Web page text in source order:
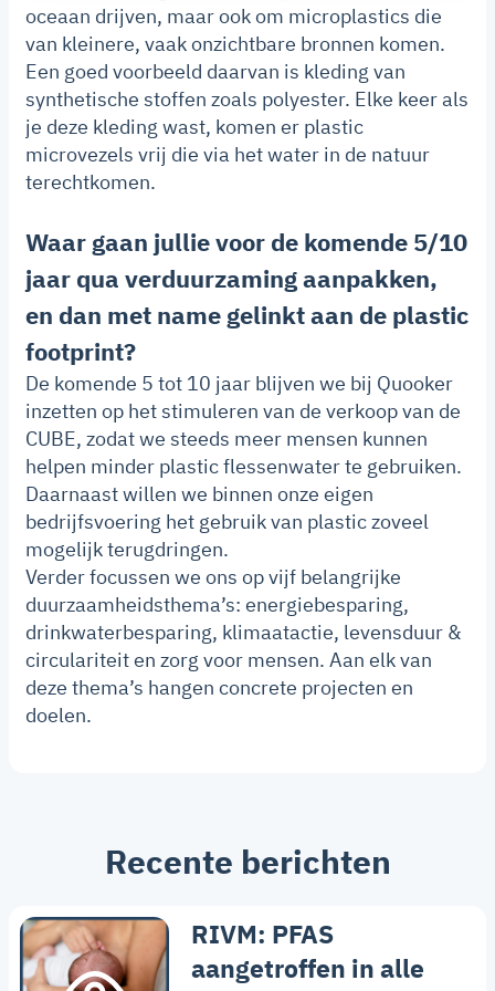
oceaan drijven, maar ook om microplastics die
van kleinere, vaak onzichtbare bronnen komen.
Een goed voorbeeld daarvan is kleding van
synthetische stoffen zoals polyester. Elke keer als
je deze kleding wast, komen er plastic
microvezels vrij die via het water in de natuur
terechtkomen.
Waar gaan jullie voor de komende 5/10
jaar qua verduurzaming aanpakken,
en dan met name gelinkt aan de plastic
footprint?
De komende 5 tot 10 jaar blijven we bij Quooker
inzetten op het stimuleren van de verkoop van de
CUBE, zodat we steeds meer mensen kunnen
helpen minder plastic flessenwater te gebruiken.
Daarnaast willen we binnen onze eigen
bedrijfsvoering het gebruik van plastic zoveel
mogelijk terugdringen.
Verder focussen we ons op vijf belangrijke
duurzaamheidsthema’s: energiebesparing,
drinkwaterbesparing, klimaatactie, levensduur &
circulariteit en zorg voor mensen. Aan elk van
deze thema’s hangen concrete projecten en
doelen.
Recente berichten
RIVM: PFAS
aangetroffen in alle